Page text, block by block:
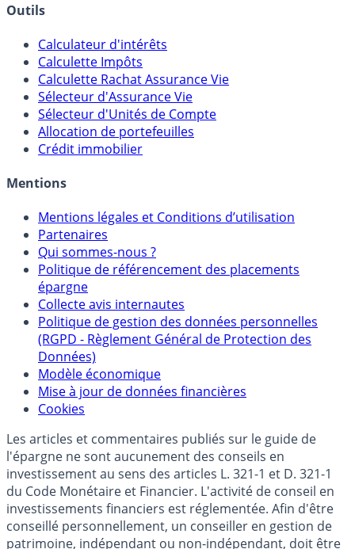
Outils
Calculateur d'intérêts
Calculette Impôts
Calculette Rachat Assurance Vie
Sélecteur d'Assurance Vie
Sélecteur d'Unités de Compte
Allocation de portefeuilles
Crédit immobilier
Mentions
Mentions légales et Conditions d’utilisation
Partenaires
Qui sommes-nous ?
Politique de référencement des placements
épargne
Collecte avis internautes
Politique de gestion des données personnelles
(RGPD - Règlement Général de Protection des
Données)
Modèle économique
Mise à jour de données financières
Cookies
Les articles et commentaires publiés sur le guide de
l'épargne ne sont aucunement des conseils en
investissement au sens des articles L. 321-1 et D. 321-1
du Code Monétaire et Financier. L'activité de conseil en
investissements financiers est réglementée. Afin d'être
conseillé personnellement, un conseiller en gestion de
patrimoine, indépendant ou non-indépendant, doit être